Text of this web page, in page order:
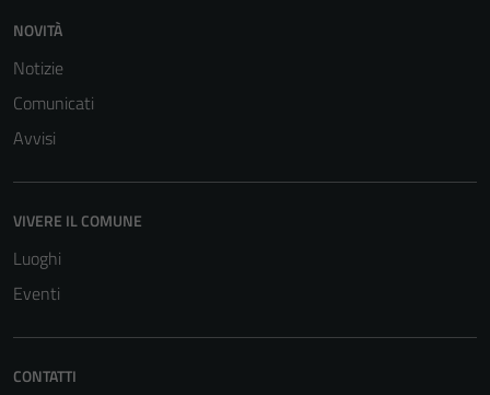
NOVITÀ
Notizie
Comunicati
Avvisi
VIVERE IL COMUNE
Luoghi
Eventi
CONTATTI